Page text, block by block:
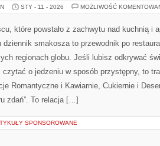
STY - 11 - 2026 MOŻLIWOŚĆ
które powstało z zachwytu nad kuchnią i
dziennik smakosza to przewodnik po
regionach globu. Jeśli lubisz odkrywać
o jedzeniu w sposób przystępny, to
Romantyczne i Kawiarnie, Cukiernie i
zdań”. To relacja […]
SPONSOROWANE